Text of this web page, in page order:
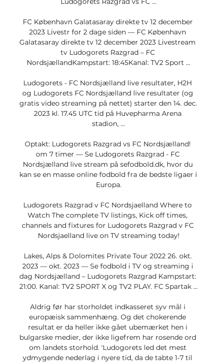
FC København Galatasaray direkte tv 12 december
2023 Livestr for 2 dage siden — FC København
Galatasaray direkte tv 12 december 2023 Livestream
tv Ludogorets Razgrad – FC
NordsjællandKampstart: 18:45Kanal: TV2 Sport ...
Ludogorets - FC Nordsjælland live resultater, H2H
og Ludogorets FC Nordsjælland live resultater (og
gratis video streaming på nettet) starter den 14. dec.
2023 kl. 17.45 UTC tid på Huvepharma Arena
stadion, ...
Optakt: Ludogorets Razgrad vs FC Nordsjælland!
om 7 timer — Se Ludogorets Razgrad - FC
Nordsjælland live stream på sefodbold.dk, hvor du
kan se en masse online fodbold fra de bedste ligaer i
Europa.
Ludogorets Razgrad v FC Nordsjaelland Where to
Watch The complete TV listings, Kick off times,
channels and fixtures for Ludogorets Razgrad v FC
Nordsjaelland live on TV streaming today!
Lakes, Alps & Dolomites Private Tour 2022 26. okt.
2023 — okt. 2023 — Se fodbold i TV og streaming i
dag Nordsjælland – Ludogorets Razgrad Kampstart:
21:00. Kanal: TV2 SPORT X og TV2 PLAY. FC Spartak ...
Aldrig før har storholdet indkasseret syv mål i
europæisk sammenhæng. Og det chokerende
resultat er da heller ikke gået ubemærket hen i
bulgarske medier, der ikke ligefrem har rosende ord
om landets storhold. 'Ludogorets led det mest
ydmygende nederlag i nyere tid, da de tabte 1-7 til